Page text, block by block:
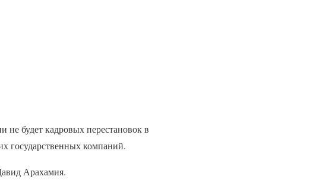
не будет кадровых перестановок в
государственных компаний.
Арахамия.